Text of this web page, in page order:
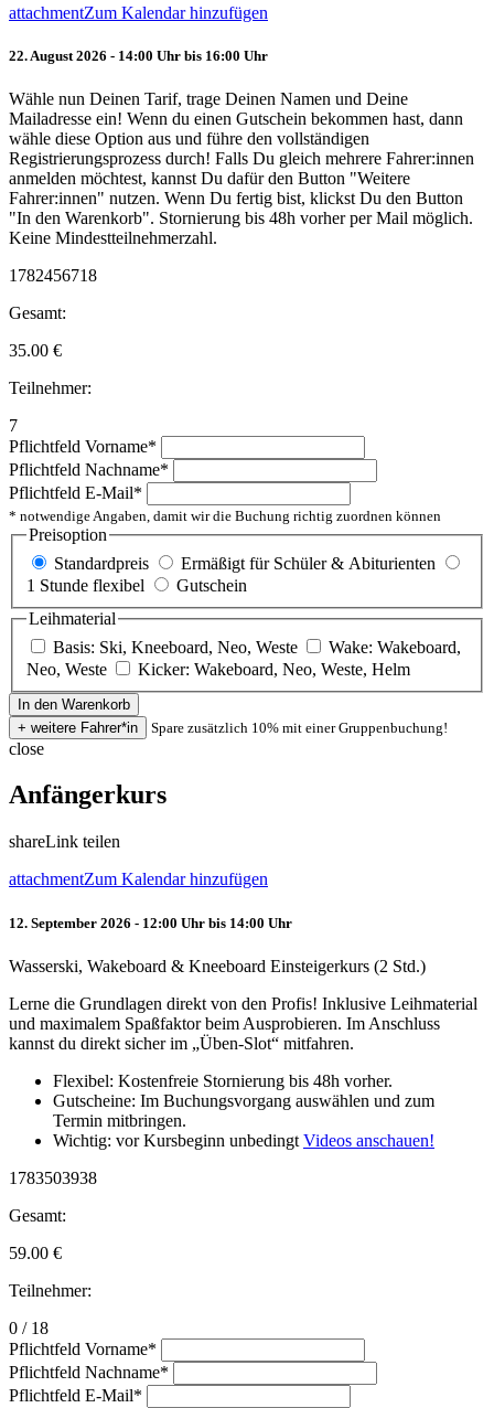
attachmentZum Kalendar hinzufügen
22. August 2026 - 14:00 Uhr bis 16:00 Uhr
Wähle nun Deinen Tarif, trage Deinen Namen und Deine
Mailadresse ein! Wenn du einen Gutschein bekommen hast, dann
wähle diese Option aus und führe den vollständigen
Registrierungsprozess durch! Falls Du gleich mehrere Fahrer:innen
anmelden möchtest, kannst Du dafür den Button "Weitere
Fahrer:innen" nutzen. Wenn Du fertig bist, klickst Du den Button
"In den Warenkorb". Stornierung bis 48h vorher per Mail möglich.
Keine Mindestteilnehmerzahl.
1782456718
Gesamt:
35.00 €
Teilnehmer:
7
Pflichtfeld Vorname*
Pflichtfeld Nachname*
Pflichtfeld E-Mail*
* notwendige Angaben, damit wir die Buchung richtig zuordnen können
Preisoption
Standardpreis
Ermäßigt für Schüler & Abiturienten
1 Stunde flexibel
Gutschein
Leihmaterial
Basis: Ski, Kneeboard, Neo, Weste
Wake: Wakeboard,
Neo, Weste
Kicker: Wakeboard, Neo, Weste, Helm
Spare zusätzlich 10% mit einer Gruppenbuchung!
close
Anfängerkurs
shareLink teilen
attachmentZum Kalendar hinzufügen
12. September 2026 - 12:00 Uhr bis 14:00 Uhr
Wasserski, Wakeboard & Kneeboard Einsteigerkurs (2 Std.)
Lerne die Grundlagen direkt von den Profis! Inklusive Leihmaterial
und maximalem Spaßfaktor beim Ausprobieren. Im Anschluss
kannst du direkt sicher im „Üben-Slot“ mitfahren.
Flexibel: Kostenfreie Stornierung bis 48h vorher.
Gutscheine: Im Buchungsvorgang auswählen und zum
Termin mitbringen.
Wichtig: vor Kursbeginn unbedingt Videos anschauen!
1783503938
Gesamt:
59.00 €
Teilnehmer:
0 / 18
Pflichtfeld Vorname*
Pflichtfeld Nachname*
Pflichtfeld E-Mail*